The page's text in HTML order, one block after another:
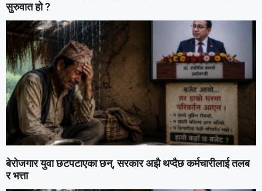
सुरुवात हो ?
बेरोजगार युवा छटपटाएका छन्, सरकार अझै थप्दैछ कर्मचारीलाई तलब
र भत्ता